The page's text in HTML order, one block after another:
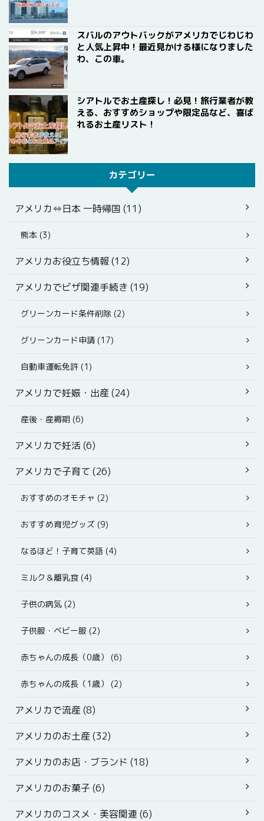
スバルのアウトバックがアメリカでじわじわ
と人気上昇中！最近見かける様になりました
わ、この車。
シアトルでお土産探し！必見！旅行業者が教
える、おすすめショップや限定品など、喜ば
れるお土産リスト！
カテゴリー
アメリカ⇔日本 一時帰国 (11)
熊本 (3)
アメリカお役立ち情報 (12)
アメリカでビザ関連手続き (19)
グリーンカード条件削除 (2)
グリーンカード申請 (17)
自動車運転免許 (1)
アメリカで妊娠・出産 (24)
産後・産褥期 (6)
アメリカで妊活 (6)
アメリカで子育て (26)
おすすめのオモチャ (2)
おすすめ育児グッズ (9)
なるほど！子育て英語 (4)
ミルク＆離乳食 (4)
子供の病気 (2)
子供服・ベビー服 (2)
赤ちゃんの成長（0歳） (6)
赤ちゃんの成長（1歳） (2)
アメリカで流産 (8)
アメリカのお土産 (32)
アメリカのお店・ブランド (18)
アメリカのお菓子 (6)
アメリカのコスメ・美容関連 (6)